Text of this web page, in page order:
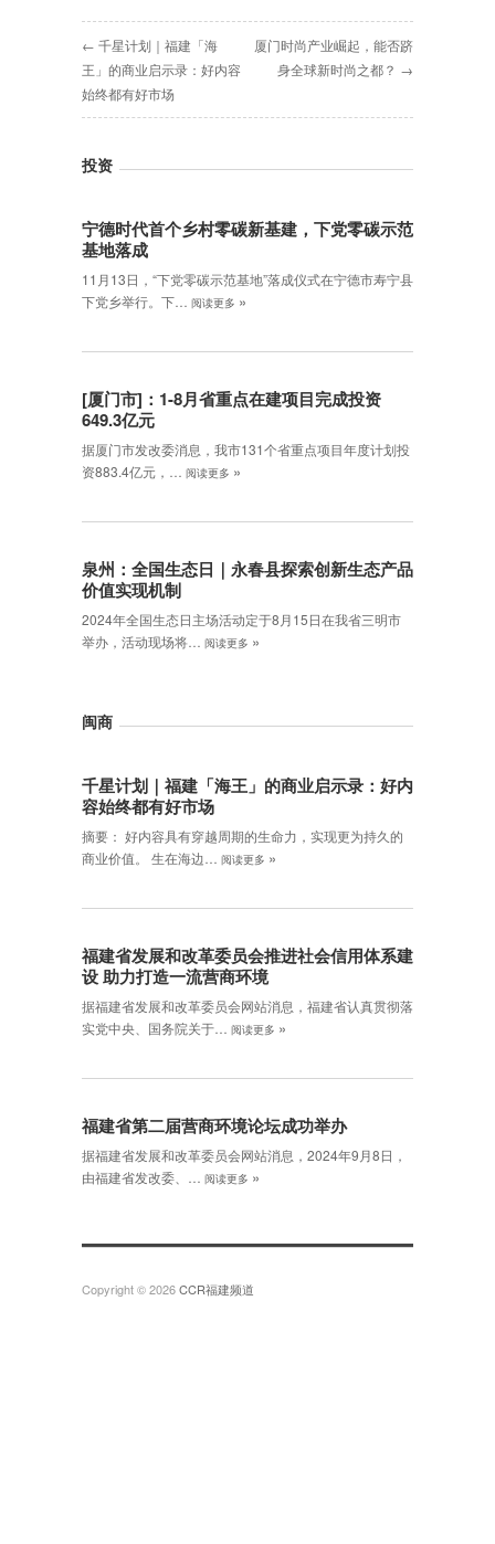
← 千星计划｜福建「海
王」的商业启示录：好内容
始终都有好市场
厦门时尚产业崛起，能否跻
身全球新时尚之都？ →
投资
宁德时代首个乡村零碳新基建，下党零碳示范
基地落成
11月13日，“下党零碳示范基地”落成仪式在宁德市寿宁县
下党乡举行。下…
阅读更多 »
[厦门市]：1-8月省重点在建项目完成投资
649.3亿元
据厦门市发改委消息，我市131个省重点项目年度计划投
资883.4亿元，…
阅读更多 »
泉州：全国生态日｜永春县探索创新生态产品
价值实现机制
2024年全国生态日主场活动定于8月15日在我省三明市
举办，活动现场将…
阅读更多 »
闽商
千星计划｜福建「海王」的商业启示录：好内
容始终都有好市场
摘要： 好内容具有穿越周期的生命力，实现更为持久的
商业价值。 生在海边…
阅读更多 »
福建省发展和改革委员会推进社会信用体系建
设 助力打造一流营商环境
据福建省发展和改革委员会网站消息，福建省认真贯彻落
实党中央、国务院关于…
阅读更多 »
福建省第二届营商环境论坛成功举办
据福建省发展和改革委员会网站消息，2024年9月8日，
由福建省发改委、…
阅读更多 »
Copyright © 2026CCR福建频道